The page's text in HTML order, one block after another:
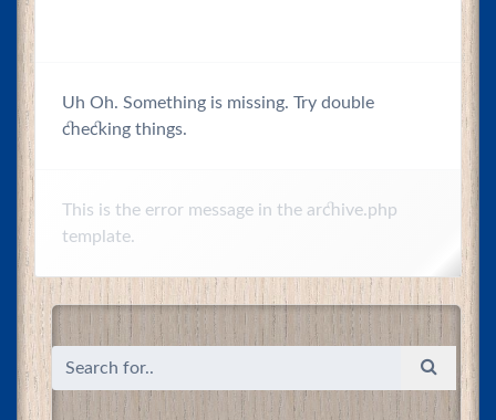
Uh Oh. Something is missing. Try double
checking things.
This is the error message in the archive.php
template.